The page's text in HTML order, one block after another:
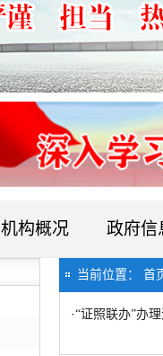
机构概况 政府信
当前位置： 首
·“证照联办”办